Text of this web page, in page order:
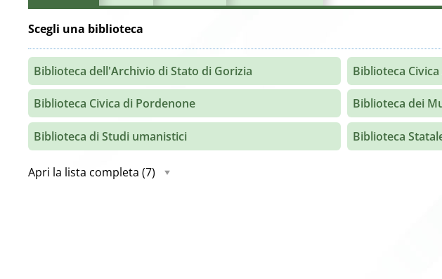
Scegli una biblioteca
Biblioteca dell'Archivio di Stato di Gorizia Biblioteca
Biblioteca Civica di Pordenone Biblioteca dei
Biblioteca di Studi umanistici Biblioteca
Apri la lista completa (7)